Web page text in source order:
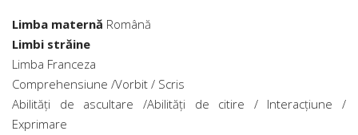
Limba maternă Română
Limbi străine
Limba Franceza
Comprehensiune /Vorbit / Scris
Abilităţi de ascultare /Abilităţi de citire / Interacţiune /
Exprimare